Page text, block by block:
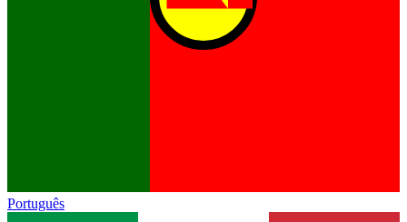
Português